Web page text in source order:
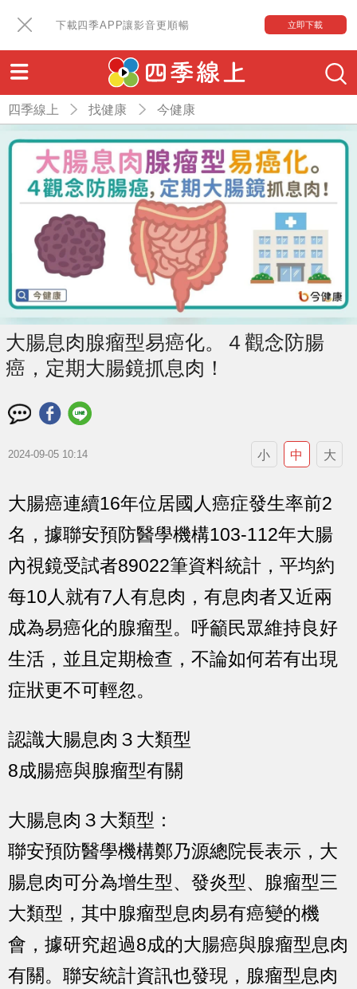
下載四季APP讓影音更順暢 立即下載
四季線上 找健康 今健康
大腸息肉腺瘤型易癌化。４觀念防腸
癌，定期大腸鏡抓息肉！
2024-09-05 10:14 小 中 大
大腸癌連續16年位居國人癌症發生率前2
名，據聯安預防醫學機構103-112年大腸
內視鏡受試者89022筆資料統計，平均約
每10人就有7人有息肉，有息肉者又近兩
成為易癌化的腺瘤型。呼籲民眾維持良好
生活，並且定期檢查，不論如何若有出現
症狀更不可輕忽。
認識大腸息肉３大類型
8成腸癌與腺瘤型有關
大腸息肉３大類型：
聯安預防醫學機構鄭乃源總院長表示，大
腸息肉可分為增生型、發炎型、腺瘤型三
大類型，其中腺瘤型息肉易有癌變的機
會，據研究超過8成的大腸癌與腺瘤型息肉
有關。聯安統計資訊也發現，腺瘤型息肉